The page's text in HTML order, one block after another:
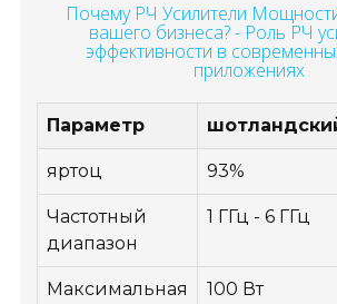
Почему РЧ Усилители
вашего бизнеса? - Роль РЧ
эффективности в
приложениях
Параметр
яртоц 93%
Частотный
диапазон
1 ГГц - 6 ГГц
Максимальная
100 Вт